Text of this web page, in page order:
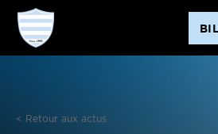
Aller
contenu
< Retour aux actus